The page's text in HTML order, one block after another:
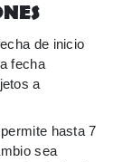
de inicio
fecha
a
hasta 7
sea